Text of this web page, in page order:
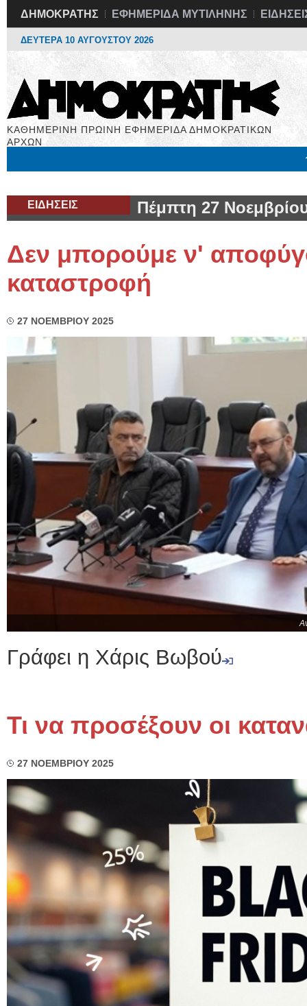
ΔΗΜΟΚΡΑΤΗΣ ΕΦΗΜΕΡΙΔΑ ΜΥΤΙΛΗΝΗΣ
ΔΕΥΤΕΡΑ 10 ΑΥΓΟΥΣΤΟΥ 2026
ΚΑΘΗΜΕΡΙΝΗ ΠΡΩΙΝΗ ΕΦΗΜΕΡΙΔΑ ΔΗΜΟΚΡΑΤΙΚΩΝ
ΑΡΧΩΝ
ΕΙΔΗΣΕΙΣ Πέμπτη 27
Δεν μπορούμε ν'
καταστροφή
27 ΝΟΕΜΒΡΙΟΥ 2025
Γράφει η Χάρις Βωβού
Τι να προσέξουν οι
27 ΝΟΕΜΒΡΙΟΥ 2025